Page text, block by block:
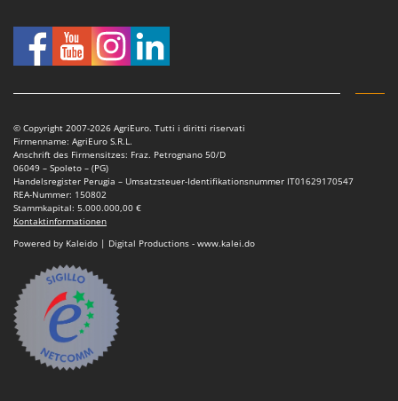
© Copyright 2007-2026 AgriEuro. Tutti i diritti riservati
Firmenname: AgriEuro S.R.L.
Anschrift des Firmensitzes: Fraz. Petrognano 50/D
06049 – Spoleto – (PG)
Handelsregister Perugia – Umsatzsteuer-Identifikationsnummer IT01629170547
REA-Nummer: 150802
Stammkapital: 5.000.000,00 €
Kontaktinformationen
Powered by Kaleido | Digital Productions - www.kalei.do